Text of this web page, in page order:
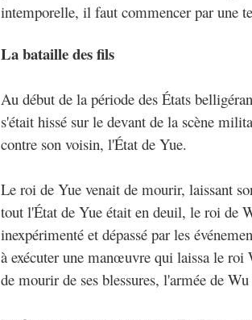
intemporelle, il faut commencer par une
La bataille des fils
Au début de la période des États
s'était hissé sur le devant de la scène
contre son voisin, l'État de Yue.
Le roi de Yue venait de mourir, laissant
tout l'État de Yue était en deuil, le roi de
inexpérimenté et dépassé par les
à exécuter une manœuvre qui laissa le
de mourir de ses blessures, l'armée de